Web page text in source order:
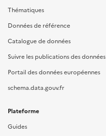
Thématiques
Données de référence
Catalogue de données
Suivre les publications des données
Portail des données européennes
schema.data.gouv.fr
Plateforme
Guides